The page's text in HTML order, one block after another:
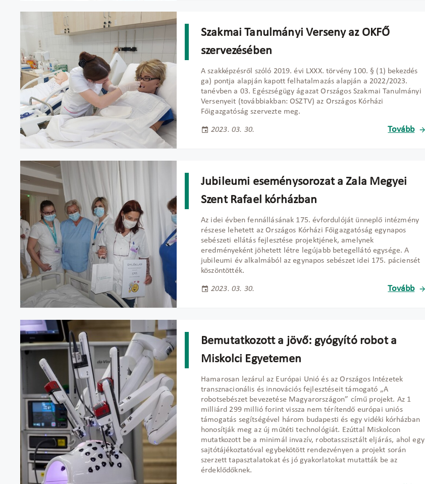
Szakmai Tanulmányi Verseny az OKFŐ
szervezésében
A szakképzésről szóló 2019. évi LXXX. törvény 100. § (1) bekezdés
ga) pontja alapján kapott felhatalmazás alapján a 2022/2023.
tanévben a 03. Egészségügy ágazat Országos Szakmai Tanulmányi
Versenyeit (továbbiakban: OSZTV) az Országos Kórházi
Főigazgatóság szervezte meg.
2023. 03. 30. Tovább
Jubileumi eseménysorozat a Zala Megyei
Szent Rafael kórházban
Az idei évben fennállásának 175. évfordulóját ünneplő intézmény
részese lehetett az Országos Kórházi Főigazgatóság egynapos
sebészeti ellátás fejlesztése projektjének, amelynek
eredményeként jöhetett létre legújabb betegellátó egysége. A
jubileumi év alkalmából az egynapos sebészet idei 175. páciensét
köszöntötték.
2023. 03. 30. Tovább
Bemutatkozott a jövő: gyógyító robot a
Miskolci Egyetemen
Hamarosan lezárul az Európai Unió és az Országos Intézetek
transznacionális és innovációs fejlesztéseit támogató „A
robotsebészet bevezetése Magyarországon” című projekt. Az 1
milliárd 299 millió forint vissza nem térítendő európai uniós
támogatás segítségével három budapesti és egy vidéki kórházban
honosítják meg az új műtéti technológiát. Ezúttal Miskolcon
mutatkozott be a minimál invazív, robotasszisztált eljárás, ahol egy
sajtótájékoztatóval egybekötött rendezvényen a projekt során
szerzett tapasztalatokat és jó gyakorlatokat mutatták be az
érdeklődőknek.